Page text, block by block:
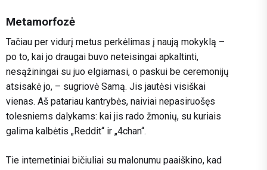
Metamorfozė
Tačiau per vidurį metus perkėlimas į naują mokyklą –
po to, kai jo draugai buvo neteisingai apkaltinti,
nesąžiningai su juo elgiamasi, o paskui be ceremonijų
atsisakė jo, – sugriovė Samą. Jis jautėsi visiškai
vienas. Aš patariau kantrybės, naiviai nepasiruošęs
tolesniems dalykams: kai jis rado žmonių, su kuriais
galima kalbėtis „Reddit“ ir „4chan“.
Tie internetiniai bičiuliai su malonumu paaiškino, kad